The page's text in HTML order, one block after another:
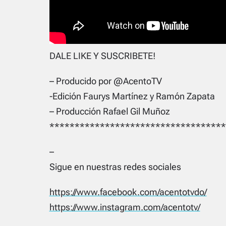
DALE LIKE Y SUSCRIBETE!
– Producido por @AcentoTV
-Edición Faurys Martínez y Ramón Zapata
– Producción Rafael Gil Muñoz
–
Sigue en nuestras redes sociales
https://www.facebook.com/acentotvdo/
https://www.instagram.com/acentotv/